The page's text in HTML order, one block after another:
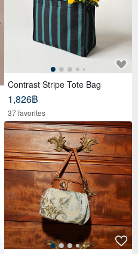
Contrast Stripe Tote Bag
1,826฿
37 favorites